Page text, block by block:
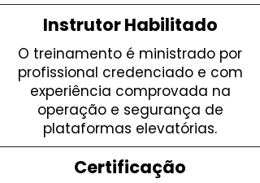
Instrutor Habilitado
O treinamento é ministrado por
profissional credenciado e com
experiência comprovada na
operação e segurança de
plataformas elevatórias.
Certificação